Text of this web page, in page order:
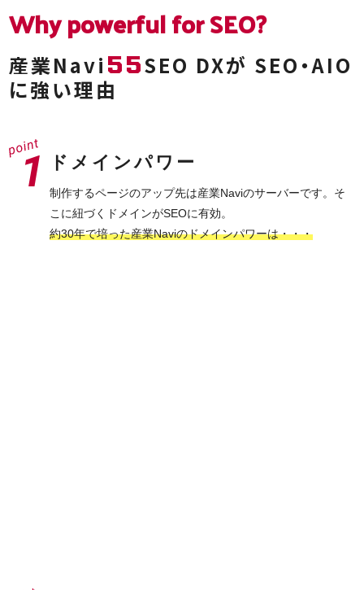
Why powerfulfor SEO?
産業Navi 55SEO DXが
に強い理由
ドメインパワー
制作するページのアップ先は産業Naviのサーバーです。そ
こに紐づくドメインがSEOに有効。
約30年で培った産業Naviのドメインパワーは・・・